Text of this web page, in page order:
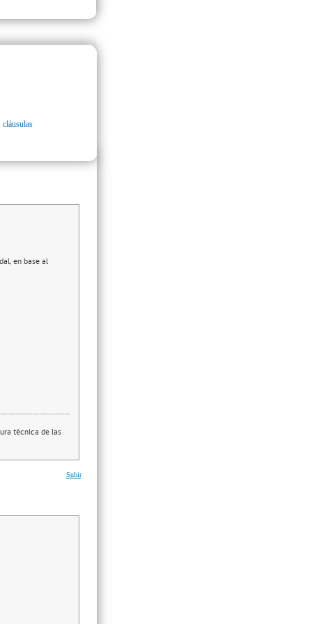
en base al
técnica de las
Subir